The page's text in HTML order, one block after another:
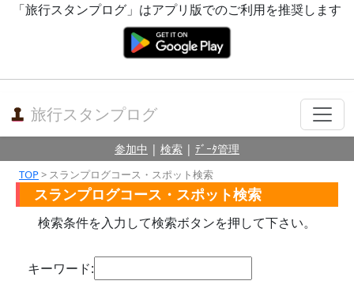
「旅行スタンプログ」はアプリ版でのご利用を推奨します
旅行スタンプログ
参加中 | 検索 | ﾃﾞｰﾀ管理
TOP> スランプログコース・スポット検索
スランプログコース・スポット検索
検索条件を入力して検索ボタンを押して下さい。
キーワード: